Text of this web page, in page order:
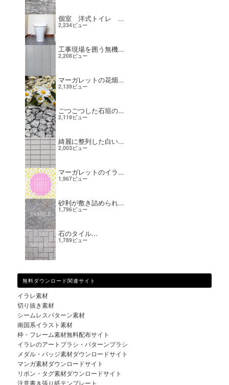
個室 洋式トイレ ...
2,234ビュー
工事現場を囲う無機...
2,208ビュー
マーガレットの花畑...
2,139ビュー
ごつごつした石垣の...
2,119ビュー
綺麗に整列した白い...
2,003ビュー
マーガレットのイラ...
1,967ビュー
砂利が敷き詰められ...
1,796ビュー
石のタイル...
1,789ビュー
無料ダウンロード関連サイト
イラレ素材
切り抜き素材
シームレスパターン素材
南国系イラスト素材
枠・フレーム素材無料配布サイト
イラレのアートブラシ・パターンブラシ
メダル・バッジ素材ダウンロードサイト
マンガ素材ダウンロードサイト
リボン・タグ素材ダウンロードサイト
注意書き張り紙テンプレート